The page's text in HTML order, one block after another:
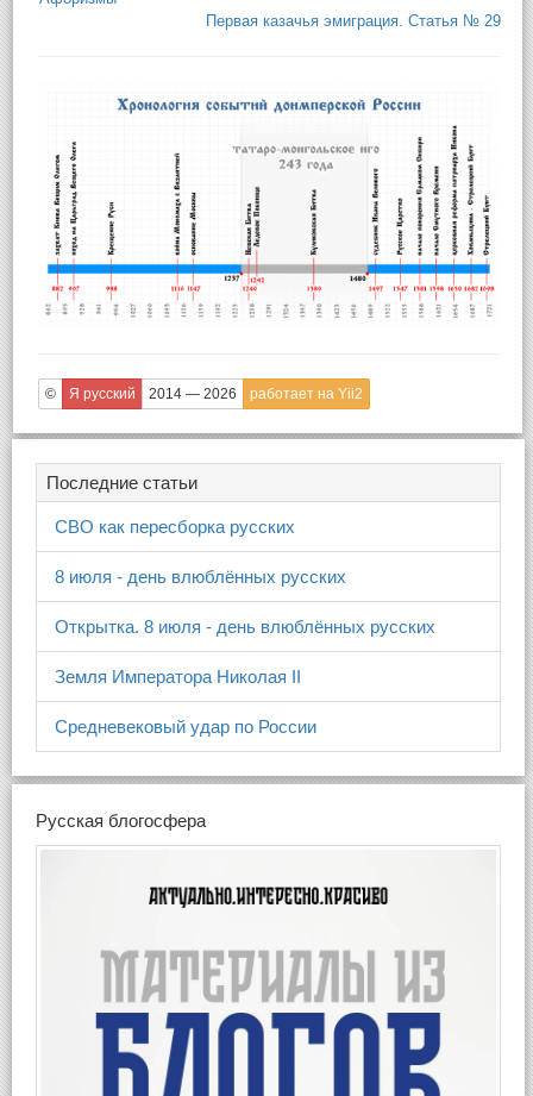
Первая казачья эмиграция. Статья № 29
© Я русский 2014 — 2026 работает на Yii2
Последние статьи
СВО как пересборка русских
8 июля - день влюблённых русских
Открытка. 8 июля - день влюблённых русских
Земля Императора Николая II
Средневековый удар по России
Русская блогосфера